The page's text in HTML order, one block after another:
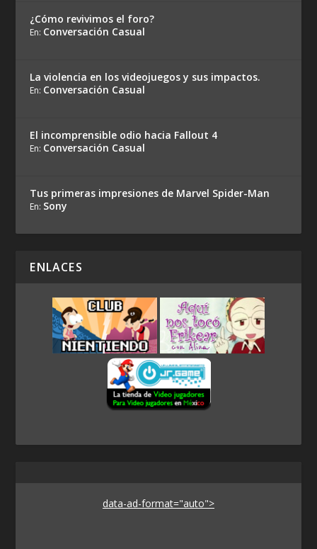
¿Cómo revivimos el foro?
En: Conversación Casual
La violencia en los videojuegos y sus impactos.
En: Conversación Casual
El incomprensible odio hacia Fallout 4
En: Conversación Casual
Tus primeras impresiones de Marvel Spider-Man
En: Sony
ENLACES
data-ad-format="auto">